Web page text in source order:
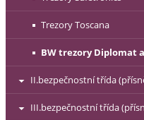
Trezory Toscana
BW trezory Diplomat
II.bezpečnostní třída
III.bezpečnostní třída